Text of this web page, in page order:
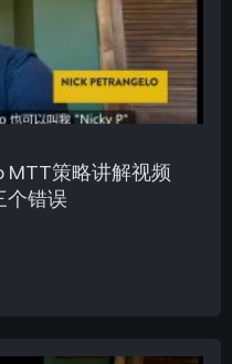
MTT策略讲解视频
个错误